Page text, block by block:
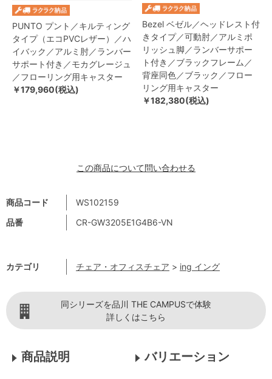
商品コード
WS102159
品番
CR-GW3205E1G4B6-VN
カテゴリ チェア・オフィスチェア > ing イング
PUNTO プント／キルティング
タイプ（エコPVCレザー）／ハ
イバック／アルミ肘／ランバー
サポート付き／モカグレージュ
／フローリング用キャスター
￥179,960(税込)
Bezel ベゼル／ヘッドレスト付
きタイプ／可動肘／アルミポ
リッシュ脚／ランバーサポー
ト付き／ブラックフレーム／
背座同色／ブラック／フロー
リング用キャスター
￥182,380(税込)
この商品について問い合わせる
同シリーズを品川 THE CAMPUSで体験
詳しくはこちら
商品説明 バリエーション